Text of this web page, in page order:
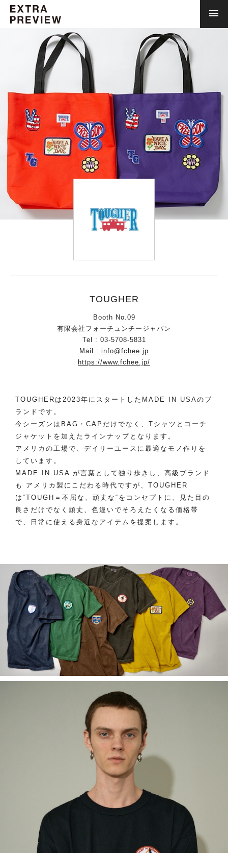
TOUGHER
Booth No.09
有限会社フォーチュンチージャパン
Tel : 03-5708-5831
Mail : info@fchee.jp
https://www.fchee.jp/
TOUGHERは2023年にスタートしたMADE IN USAのブ
ランドです。
今シーズンはBAG・CAPだけでなく、Tシャツとコーチ
ジャケットを加えたラインナップとなります。
アメリカの工場で、デイリーユースに最適なモノ作りを
しています。
MADE IN USA が言葉として独り歩きし、高級ブランド
も アメリカ製にこだわる時代ですが、TOUGHER
は“TOUGH＝不屈な、頑丈な“をコンセプトに、見た目の
良さだけでなく頑丈、色違いでそろえたくなる価格帯
で、日常に使える身近なアイテムを提案します。